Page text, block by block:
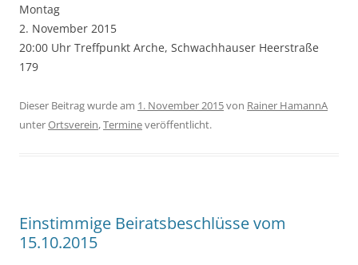
Montag
2. November 2015
20:00 Uhr Treffpunkt Arche, Schwachhauser Heerstraße
179
Dieser Beitrag wurde am 1. November 2015von Rainer HamannA
unterOrtsverein,Termineveröffentlicht.
Einstimmige Beiratsbeschlüsse vom
15.10.2015